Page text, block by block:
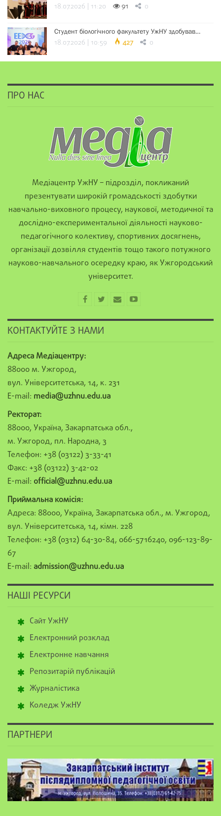
18.07.2026 | 11:20 91 0
Студент біологічного факультету УжНУ здобував…
18.07.2026 | 10:59 427 0
ПРО НАС
Медіацентр УжНУ – підрозділ, покликаний
презентувати широкій громадськості здобутки
навчально-виховного процесу, наукової, методичної та
дослідно-експериментальної діяльності науково-
педагогічного колективу, спортивних досягнень,
організації дозвілля студентів тощо такого потужного
науково-навчального осередку краю, як Ужгородський
університет.
КОНТАКТУЙТЕ З НАМИ
Адреса Медіацентру:
88000 м. Ужгород,
вул. Університетська, 14, к. 231
E-mail: media@uzhnu.edu.ua
Ректорат:
88000, Україна, Закарпатська обл.,
м. Ужгород, пл. Народна, 3
Телефон: +38 (03122) 3-33-41
Факс: +38 (03122) 3-42-02
E-mail: official@uzhnu.edu.ua
Приймальна комісія:
Адреса: 88000, Україна, Закарпатська обл., м. Ужгород,
вул. Університетська, 14, кімн. 228
Телефон: +38 (0312) 64-30-84, 066-5716240, 096-123-89-
67
E-mail: admission@uzhnu.edu.ua
НАШІ РЕСУРСИ
Сайт УжНУ
Електронний розклад
Електронне навчання
Репозитарій публікацій
Журналістика
Коледж УжНУ
ПАРТНЕРИ